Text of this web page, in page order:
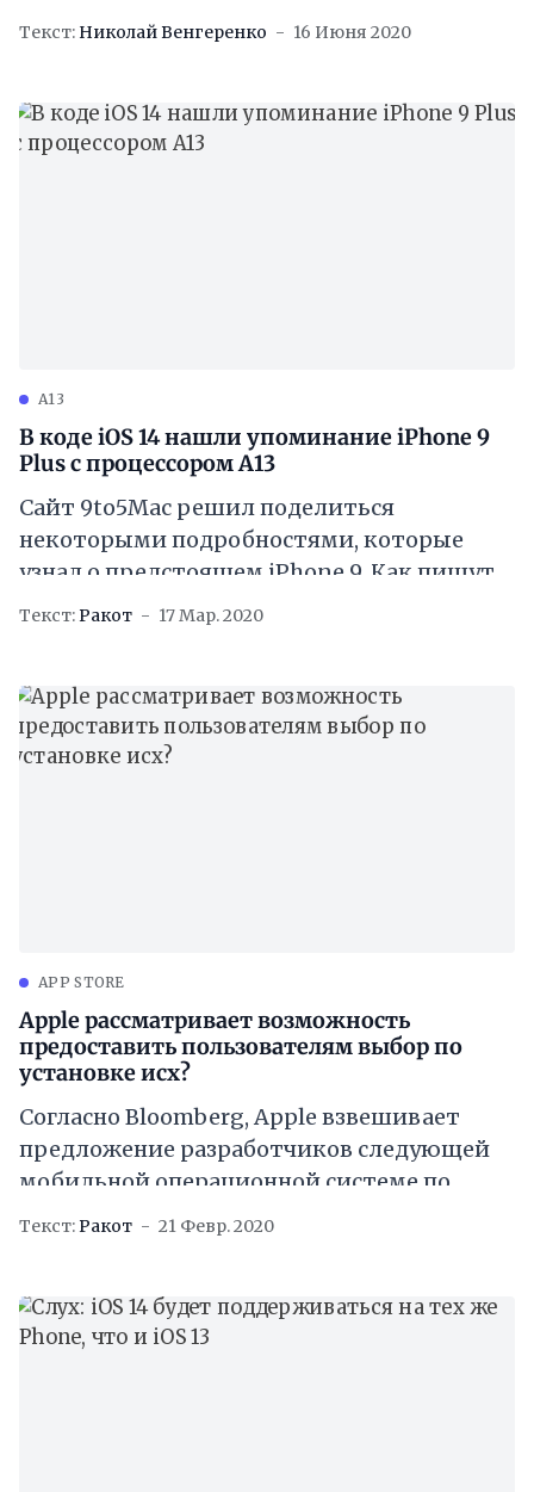
Крупный апдейт будет доступен в
Текст: Николай Венгеренко 16 Июня 2020
A13
В коде iOS 14 нашли упоминание iPhone 9
Plus с процессором A13
Сайт 9to5Mac решил поделиться
некоторыми подробностями, которые
узнал о предстоящем iPhone 9. Как пишут
журналисты, в коде iOS 14 датамайнеры
Текст:Ракот 17 Мар. 2020
APP STORE
Apple рассматривает возможность
предоставить пользователям выбор по
установке исх?
Согласно Bloomberg, Apple взвешивает
предложение разработчиков следующей
мобильной операционной системе по
установке стандартных приложений. В iOS
например,
Текст:Ракот 21 Февр. 2020